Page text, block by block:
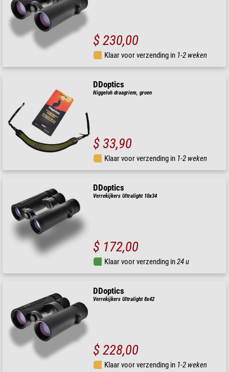
$ 230,00
Klaar voor verzending in 1-2 weken
DDoptics
Niggeloh draagriem, groen
$ 33,90
Klaar voor verzending in 1-2 weken
DDoptics
Verrekijkers Ultralight 10x34
$ 172,00
Klaar voor verzending in24 u
DDoptics
Verrekijkers Ultralight 8x42
$ 228,00
Klaar voor verzending in 1-2 weken